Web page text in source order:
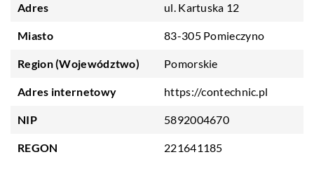
Adres ul. Kartuska 12
Miasto 83-305 Pomieczyno
Region (Województwo) Pomorskie
Adres internetowy https://contechnic.pl
NIP 5892004670
REGON 221641185